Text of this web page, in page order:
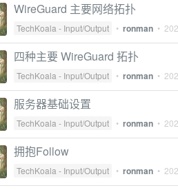
WireGuard 主要网络拓扑
TechKoala - Input/Output • ronman •
四种主要 WireGuard 拓扑
TechKoala - Input/Output • ronman •
服务器基础设置
TechKoala - Input/Output • ronman •
拥抱Follow
TechKoala - Input/Output • ronman •